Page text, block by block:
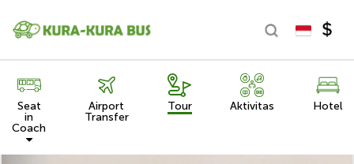
Seat
in
Coach
Airport
Transfer
Tour Aktivitas Hotel